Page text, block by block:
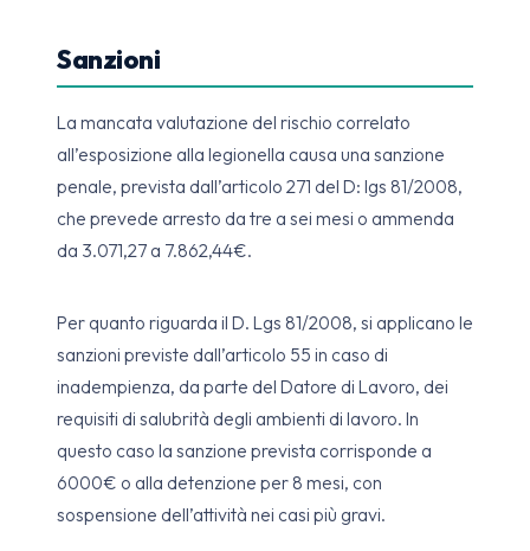
Sanzioni
La mancata valutazione del rischio correlato
all’esposizione alla legionella causa una sanzione
penale, prevista dall’articolo 271 del D: lgs 81/2008,
che prevede arresto da tre a sei mesi o ammenda
da 3.071,27 a 7.862,44€.
Per quanto riguarda il D. Lgs 81/2008, si applicano le
sanzioni previste dall’articolo 55 in caso di
inadempienza, da parte del Datore di Lavoro, dei
requisiti di salubrità degli ambienti di lavoro. In
questo caso la sanzione prevista corrisponde a
6000€ o alla detenzione per 8 mesi, con
sospensione dell’attività nei casi più gravi.